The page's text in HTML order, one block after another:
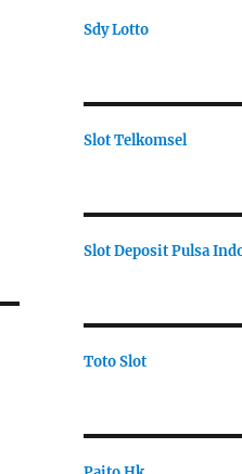
Sdy Lotto
Slot Telkomsel
Slot Deposit Pulsa
Toto Slot